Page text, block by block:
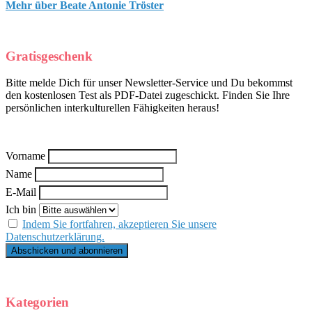
Mehr über Beate Antonie Tröster
Gratisgeschenk
Bitte melde Dich für unser Newsletter-Service und Du bekommst
den kostenlosen Test als PDF-Datei zugeschickt. Finden Sie Ihre
persönlichen interkulturellen Fähigkeiten heraus!
Vorname
Name
E-Mail
Ich bin
Indem Sie fortfahren, akzeptieren Sie unsere
Datenschutzerklärung.
Kategorien